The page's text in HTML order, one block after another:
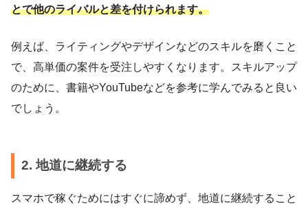
とで他のライバルと差を付けられます。
例えば、ライティングやデザインなどのスキルを磨くこと
で、高単価の案件を受注しやすくなります。スキルアップ
のために、書籍やYouTubeなどを参考に学んでみると良い
でしょう。
2. 地道に継続する
スマホで稼ぐためにはすぐに諦めず、地道に継続すること